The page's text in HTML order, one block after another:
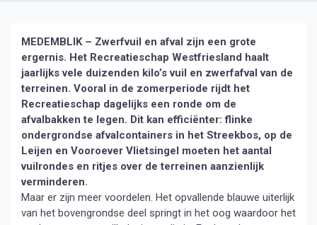
MEDEMBLIK – Zwerfvuil en afval zijn een grote
ergernis. Het Recreatieschap Westfriesland haalt
jaarlijks vele duizenden kilo’s vuil en zwerfafval van de
terreinen. Vooral in de zomerperiode rijdt het
Recreatieschap dagelijks een ronde om de
afvalbakken te legen. Dit kan efficiënter: flinke
ondergrondse afvalcontainers in het Streekbos, op de
Leijen en Vooroever Vlietsingel moeten het aantal
vuilrondes en ritjes over de terreinen aanzienlijk
verminderen.
Maar er zijn meer voordelen. Het opvallende blauwe uiterlijk
van het bovengrondse deel springt in het oog waardoor het